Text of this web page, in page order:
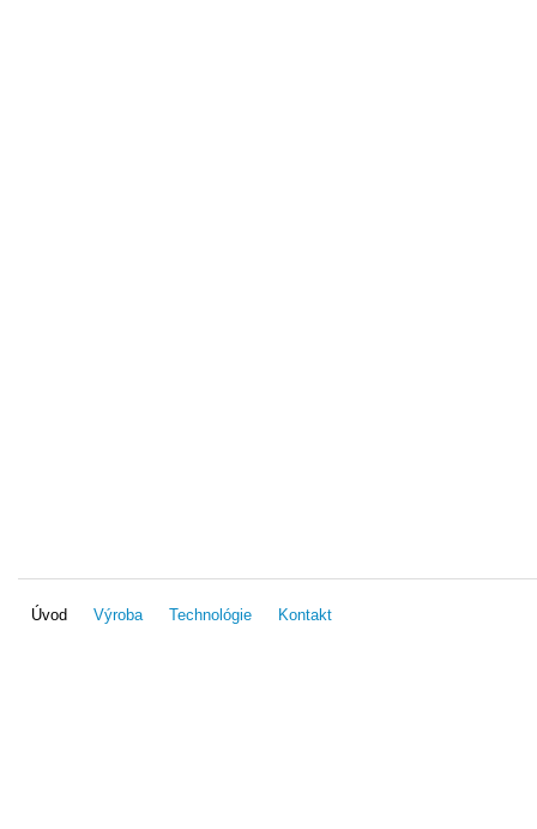
Úvod Výroba Technológie Kontakt